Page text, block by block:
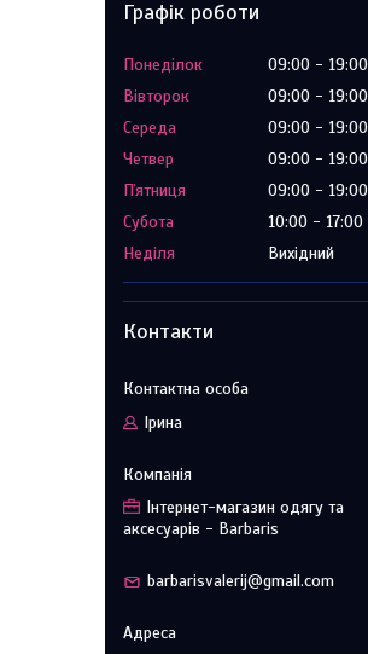
Графік роботи
Понеділок 09:00
19:00
Вівторок
09:00
19:00
Середа
09:00
19:00
Четвер
09:00
19:00
Пʼятниця
09:00
19:00
Субота
10:00
17:00
Неділя
Вихідний
Контакти
Ірина
Інтернет-магазин одягу та
аксесуарів - Barbaris
barbarisvalerij@gmail.com